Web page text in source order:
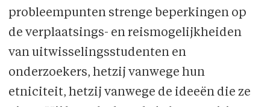
probleempunten strenge beperkingen op
de verplaatsings- en reismogelijkheiden
van uitwisselingsstudenten en
onderzoekers, hetzij vanwege hun
etniciteit, hetzij vanwege de ideeën die ze